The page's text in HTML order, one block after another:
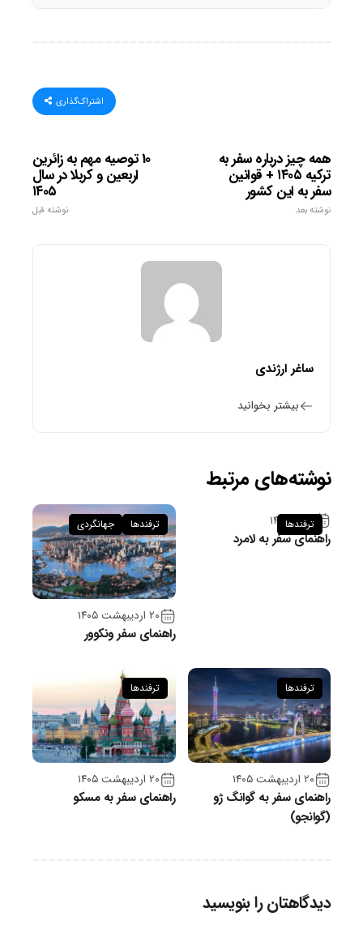
اشتراک‌گذاری
10 توصیه مهم به زائرین
اربعین و کربلا در سال
۱۴۰۵
نوشته قبل
همه چیز درباره سفر به
ترکیه ۱۴۰۵ + قوانین
سفر به این کشور
نوشته بعد
ساغر ارژندی
بیشتر بخوانید
نوشته‌های مرتبط
۹ تیر ۱۴۰۵
راهنمای سفر به لامرد
ترفندها
۲۰ اردیبهشت ۱۴۰۵
راهنمای سفر ونکوور
ترفندها جهانگردی
۲۰ اردیبهشت ۱۴۰۵
راهنمای سفر به گوانگ ژو
(گوانجو)
ترفندها
۲۰ اردیبهشت ۱۴۰۵
راهنمای سفر به مسکو
ترفندها
دیدگاهتان را بنویسید